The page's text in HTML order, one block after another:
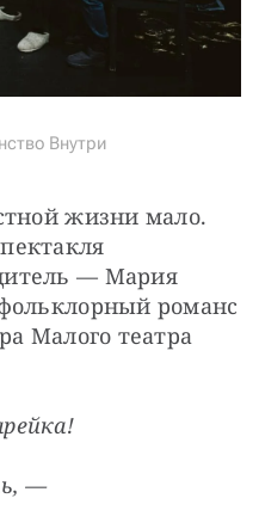
Внутри
жизни мало.
— Мария
романс
Малого театра
—